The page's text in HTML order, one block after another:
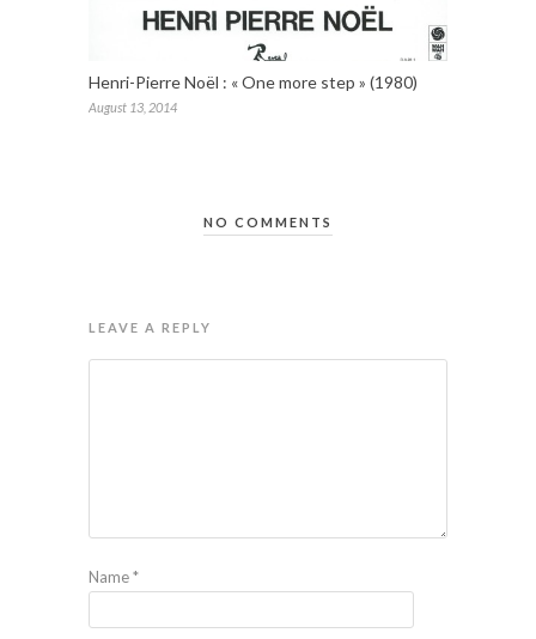
Henri-Pierre Noël : « One more step » (1980)
August 13, 2014
NO COMMENTS
LEAVE A REPLY
Name*